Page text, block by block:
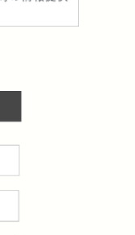
館）に作品が展示
26・9/2合併号)の
記事が掲載
Association /
協会 会長に就任